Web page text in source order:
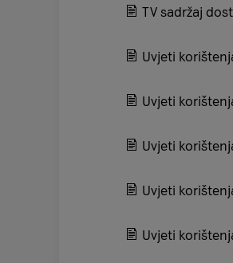
TV sadržaj
Uvjeti
Uvjeti
Uvjeti
Uvjeti
Uvjeti